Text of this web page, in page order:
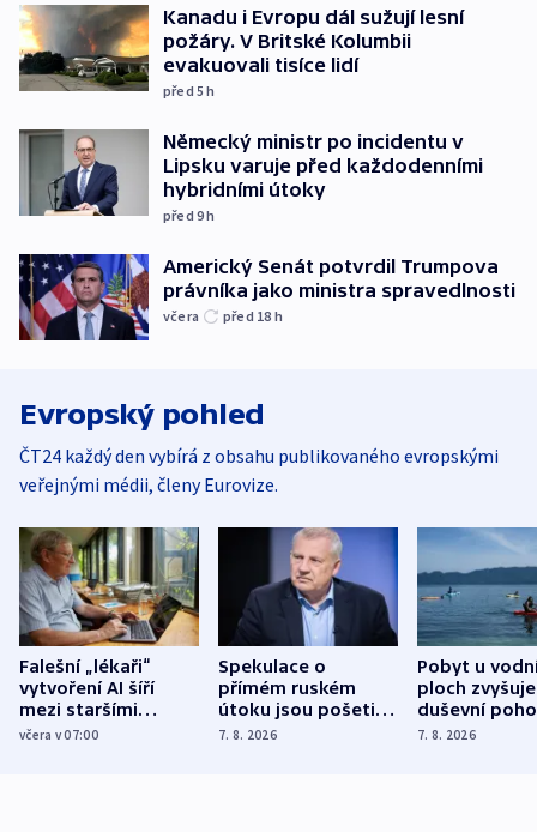
Kanadu i Evropu dál sužují lesní
požáry. V Britské Kolumbii
evakuovali tisíce lidí
před 5h
Německý ministr po incidentu v
Lipsku varuje před každodenními
hybridními útoky
před 9h
Americký Senát potvrdil Trumpova
právníka jako ministra spravedlnosti
včera před 18 h
Evropský pohled
ČT24 každý den vybírá z obsahu publikovaného evropskými
veřejnými médii, členy Eurovize.
Falešní „lékaři“
vytvoření AI šíří
mezi staršími
Poláky nebezpečné
včera v 07:00
Spekulace o
přímém ruském
útoku jsou pošetilé,
míní estonský
7. 8. 2026
Pobyt u
ploch zvyšuje
duševní
ukázala
7. 8. 2026